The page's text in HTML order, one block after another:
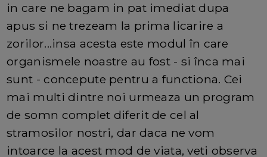
in care ne bagam in pat imediat dupa
apus si ne trezeam la prima licarire a
zorilor...insa acesta este modul în care
organismele noastre au fost - si înca mai
sunt - concepute pentru a functiona. Cei
mai multi dintre noi urmeaza un program
de somn complet diferit de cel al
stramosilor nostri, dar daca ne vom
intoarce la acest mod de viata, veti observa